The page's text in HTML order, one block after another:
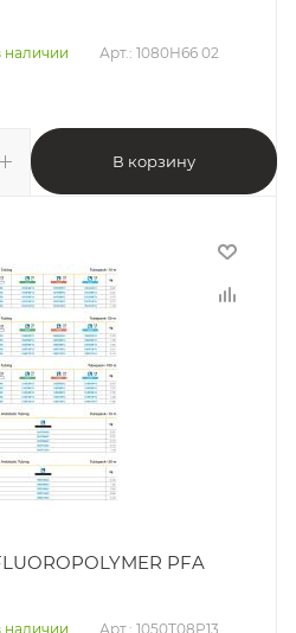
наличии Арт.: 1080H66 02
В корзину
PFA
наличии Арт.: 1050T08P13